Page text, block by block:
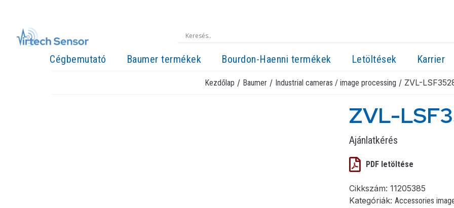
Cégbemutató Baumer termékek Bourdon-Haenni termékek Letöltések Karrier
Kezdőlap / Baumer / Industrial cameras / image processing / ZVL-
ZVL-
Ajánlatkérés
PDF letöltése
Cikkszám:11205385
Kategóriák:Accessories